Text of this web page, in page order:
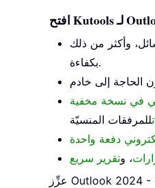
وأكثر من ذلك
بكفاءة.
دفعة واحدة
، وتقرير سريع